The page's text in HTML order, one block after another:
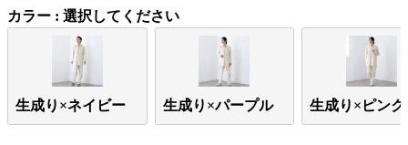
カラー 選択してください
生成り×ネイビー 生成り×パープル 生成り×ピンク